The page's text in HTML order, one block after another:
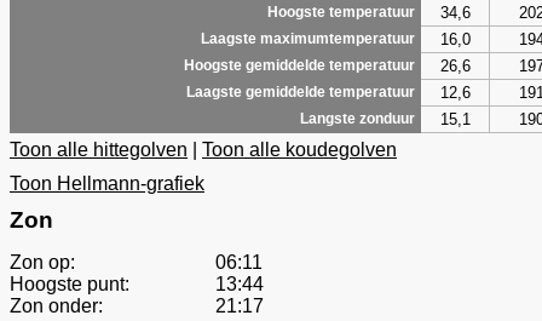
Hoogste temperatuur
34,6
Laagste maximumtemperatuur 16,0
Hoogste gemiddelde temperatuur 26,6
Laagste gemiddelde temperatuur 12,6
Langste zonduur 15,1
Toon alle hittegolven
Toon alle koudegolven
Toon Hellmann-grafiek
Zon
Zon op:
06:11
Hoogste punt:
13:44
Zon onder:
21:17